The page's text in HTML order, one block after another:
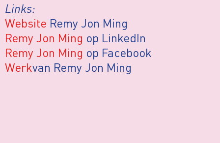
Links:
Website Remy Jon Ming
Remy Jon Ming op LinkedIn
Remy Jon Ming op Facebook
Werkvan Remy Jon Ming